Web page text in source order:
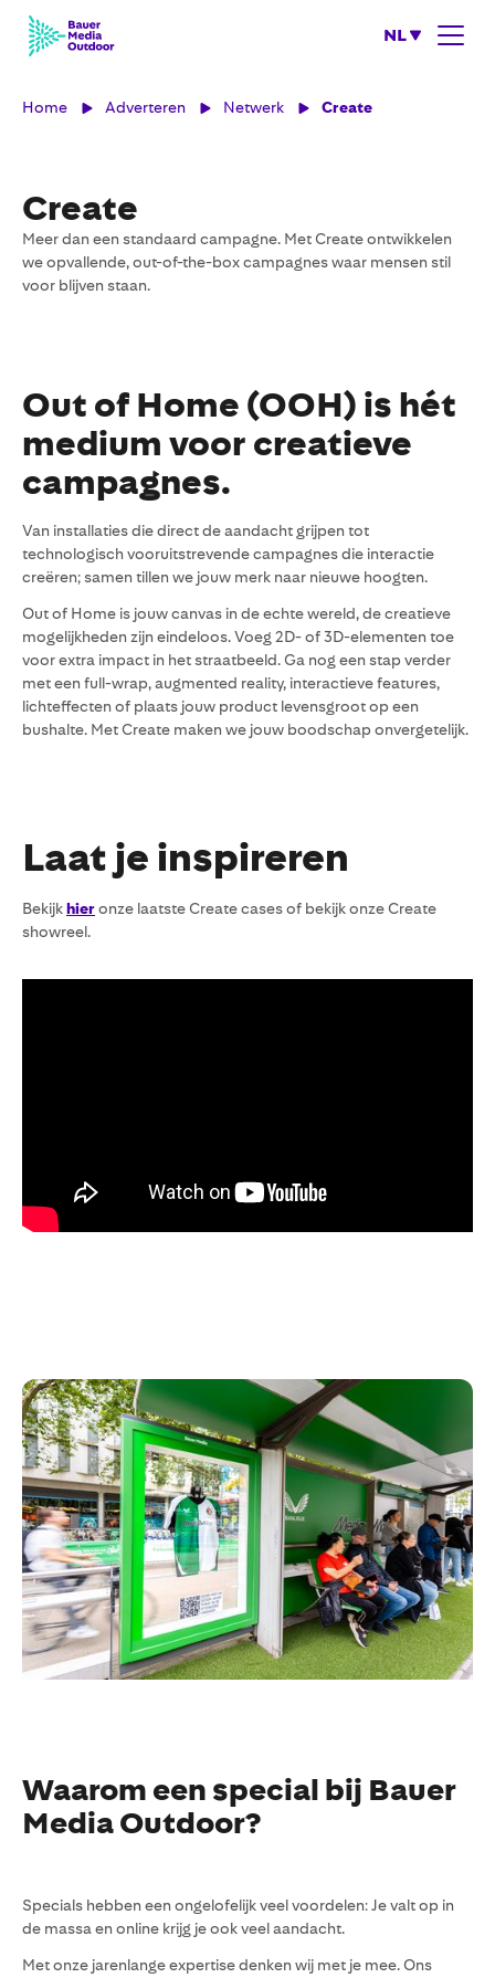
NL
Home Adverteren Netwerk Create
Create
Meer dan een standaard campagne. Met Create ontwikkelen
we opvallende, out-of-the-box campagnes waar mensen stil
voor blijven staan.
Out of Home (OOH) is hét
medium voor creatieve
campagnes.
Van installaties die direct de aandacht grijpen tot
technologisch vooruitstrevende campagnes die interactie
creëren; samen tillen we jouw merk naar nieuwe hoogten.
Out of Home is jouw canvas in de echte wereld, de creatieve
mogelijkheden zijn eindeloos. Voeg 2D- of 3D-elementen toe
voor extra impact in het straatbeeld. Ga nog een stap verder
met een full-wrap, augmented reality, interactieve features,
lichteffecten of plaats jouw product levensgroot op een
bushalte. Met Create maken we jouw boodschap onvergetelijk.
Laat je inspireren
Bekijkhieronze laatste Create cases of bekijk onze Create
showreel.
Waarom een special bij Bauer
Media Outdoor?
Specials hebben een ongelofelijk veel voordelen: Je valt op in
de massa en online krijg je ook veel aandacht.
Met onze jarenlange expertise denken wij met je mee. Ons